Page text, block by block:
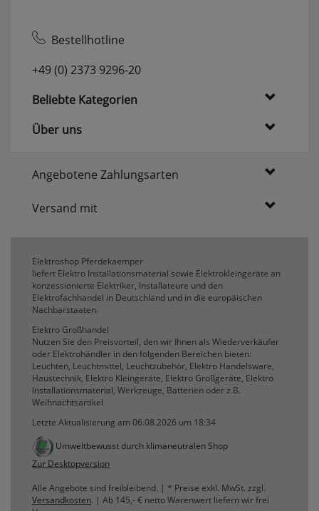
Bestellhotline
+49 (0) 2373 9296-20
Beliebte Kategorien
Über uns
Angebotene Zahlungsarten
Versand mit
Elektroshop Pferdekaemper
liefert Elektro Installationsmaterial sowie Elektrokleingeräte an
konzessionierte Elektriker, Installateure und den
Elektrofachhandel in Deutschland und in die europäischen
Nachbarstaaten.
Elektro Großhandel
Nutzen Sie den Preisvorteil, den wir Ihnen als Wiederverkäufer
oder Elektrohändler in den folgenden Bereichen bieten:
Leuchten, Leuchtmittel, Leuchtzubehör, Elektro Handelsware,
Haustechnik, Elektro Kleingeräte, Elektro Großgeräte, Elektro
Installationsmaterial, Werkzeuge, Batterien oder z.B.
Weihnachtsartikel
Letzte Aktualisierung am 06.08.2026 um 18:34
Umweltbewusst durch klimaneutralen Shop
Zur Desktopversion
Alle Angebote sind freibleibend. | * Preise exkl. MwSt. zzgl.
Versandkosten. | Ab 145,- € netto Warenwert liefern wir frei